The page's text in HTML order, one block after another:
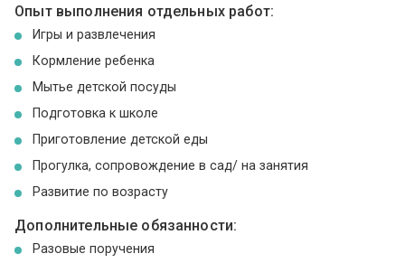
Опыт выполнения отдельных работ:
Игры и развлечения
Кормление ребенка
Мытье детской посуды
Подготовка к школе
Приготовление детской еды
Прогулка, сопровождение в сад/ на занятия
Развитие по возрасту
Дополнительные обязанности:
Разовые поручения